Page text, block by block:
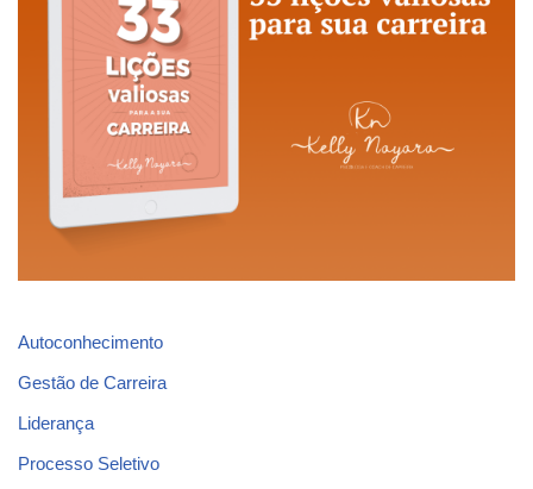
Autoconhecimento
Gestão de Carreira
Liderança
Processo Seletivo